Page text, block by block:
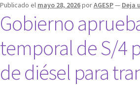
Publicado el mayo 28, 2026porAGESP— Deja
Gobierno
temporal de S/4
de diésel para